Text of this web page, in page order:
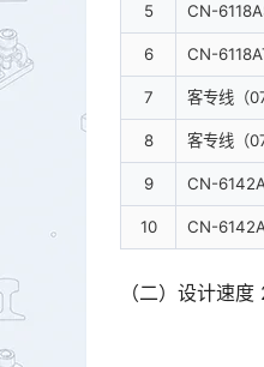
5 CN-
6 CN-
7 客专线（
8 客专线（
9 CN-
10 CN-
（二）设计速